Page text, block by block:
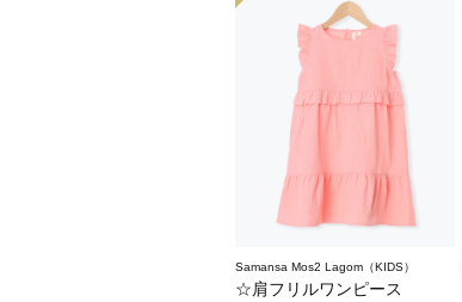
Samansa Mos2 Lagom（KIDS）
☆肩フリルワンピース